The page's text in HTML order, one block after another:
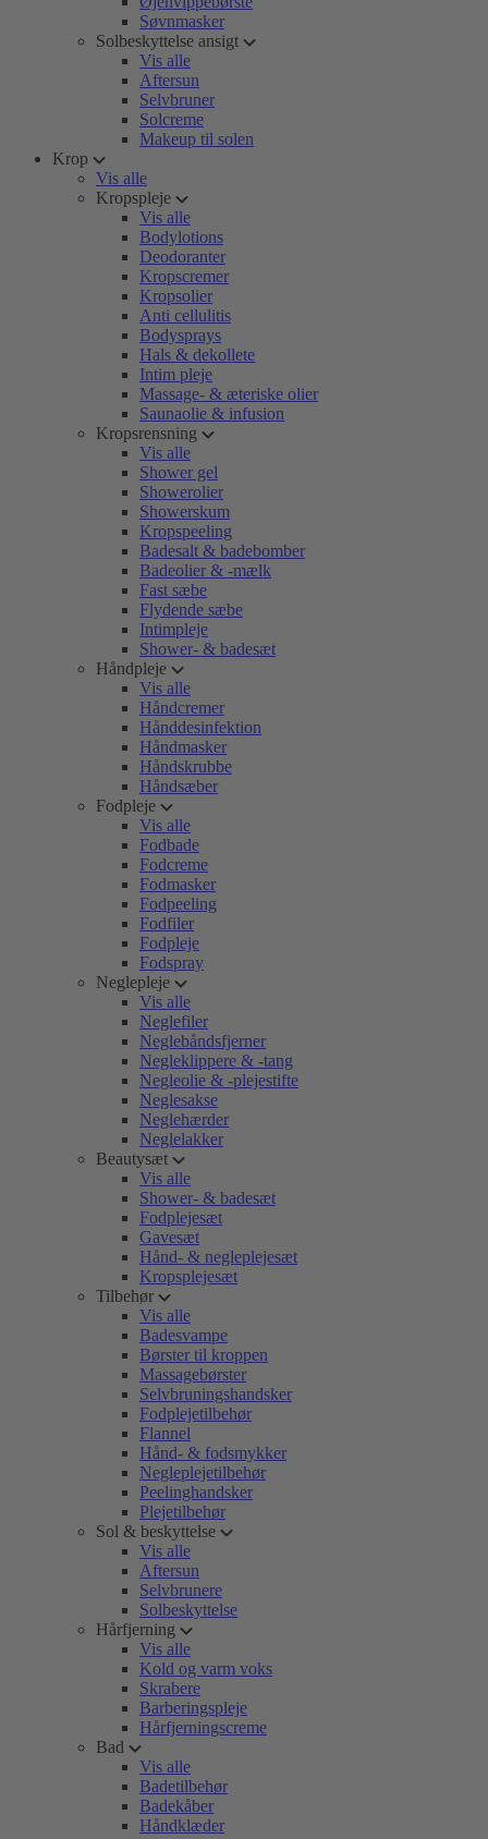
Søvnmasker
Solbeskyttelse ansigt
Vis alle
Aftersun
Selvbruner
Solcreme
Makeup til solen
Krop
Vis alle
Kropspleje
Vis alle
Bodylotions
Deodoranter
Kropscremer
Kropsolier
Anti cellulitis
Bodysprays
Hals & dekollete
Intim pleje
Massage- & æteriske olier
Saunaolie & infusion
Kropsrensning
Vis alle
Shower gel
Showerolier
Showerskum
Kropspeeling
Badesalt & badebomber
Badeolier & -mælk
Fast sæbe
Flydende sæbe
Intimpleje
Shower- & badesæt
Håndpleje
Vis alle
Håndcremer
Hånddesinfektion
Håndmasker
Håndskrubbe
Håndsæber
Fodpleje
Vis alle
Fodbade
Fodcreme
Fodmasker
Fodpeeling
Fodfiler
Fodpleje
Fodspray
Neglepleje
Vis alle
Neglefiler
Neglebåndsfjerner
Negleklippere & -tang
Negleolie & -plejestifte
Neglesakse
Neglehærder
Neglelakker
Beautysæt
Vis alle
Shower- & badesæt
Fodplejesæt
Gavesæt
Hånd- & negleplejesæt
Kropsplejesæt
Tilbehør
Vis alle
Badesvampe
Børster til kroppen
Massagebørster
Selvbruningshandsker
Fodplejetilbehør
Flannel
Hånd- & fodsmykker
Negleplejetilbehør
Peelinghandsker
Plejetilbehør
Sol & beskyttelse
Vis alle
Aftersun
Selvbrunere
Solbeskyttelse
Hårfjerning
Vis alle
Kold og varm voks
Skrabere
Barberingspleje
Hårfjerningscreme
Bad
Vis alle
Badetilbehør
Badekåber
Håndklæder